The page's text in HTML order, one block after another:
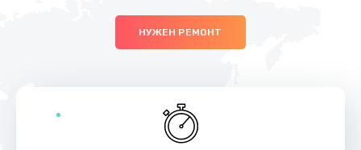
Замена вебкамеры
Замена динамиков
НУЖЕН РЕМОНТ